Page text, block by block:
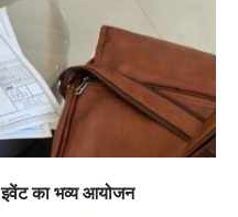
इवेंट का भव्य आयोजन